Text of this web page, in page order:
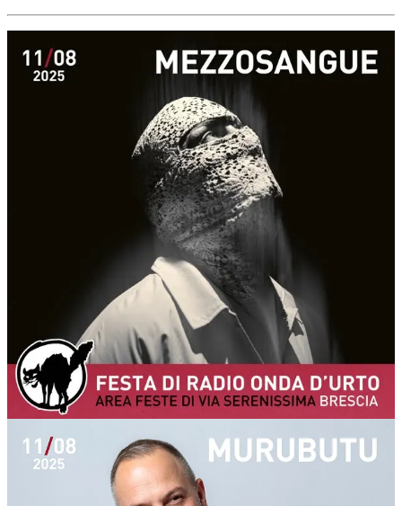
Una sesta sera da non perdere. Lunedì 11 agosto 2025 sul palco
principale di via Serenissima ospitiamo un duplice, grande concerto:
MEZZOSANGUE + MURUBUTU!
MEZZOSANGUE - Mezzosangue a Brescia con “
”, nome dell'album uscito ad aprile 2025. Tra gli artisti più
significativi della scena urban, autore di tracce che sono diventate
culto nell’hip hop di tutta Italia, Mezzosangue è arrivato al quinto
disco in studio, "Viscerale": non solo una dichiarazione d'intenti, ma
un marchio di sangue.
“Viscerale - spiega Mezzosangue - è il frutto di un bisogno di
tornare a scrivere, libero, diretto oltre le aspettative e i giudizi, prima
dei freni personali, come dalle viscere, come essere a casa. E' un
disco che colpisce dritto allo stomaco, che affronta le pressioni e le
aspettative del pubblico, mettendo in luce il peso del giudizio esterno
e di proiezioni inadeguate su come ci si dovrebbe presentare al